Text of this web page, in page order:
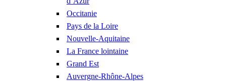
Occitanie
Pays de la Loire
Nouvelle-Aquitaine
La France lointaine
Grand Est
Auvergne-Rhône-Alpes